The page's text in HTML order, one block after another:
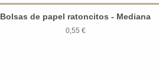
Bolsas de papel ratoncitos - Mediana
0,55 €